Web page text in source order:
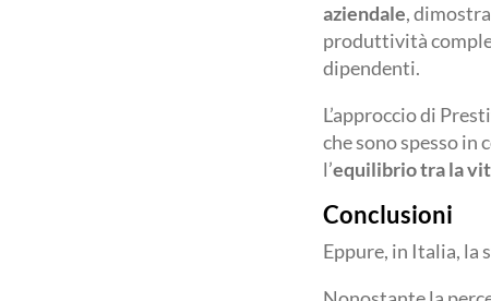
aziendale,
produttività
dipendenti.
L’approccio di
che sono spesso
l’equilibrio tra la
Conclusioni
Eppure, in Italia, la